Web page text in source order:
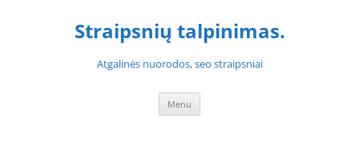
Straipsnių talpinimas.
Atgalinės nuorodos, seo straipsniai
Menu